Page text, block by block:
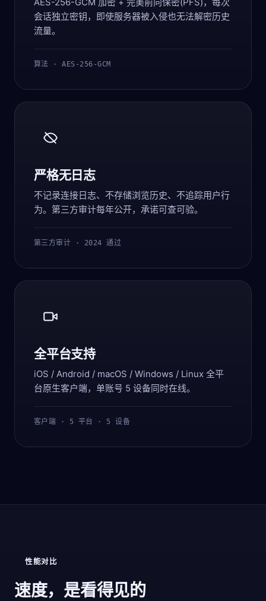
会话独立密钥，即使服务器被入侵也无法解密历史
流量。
算法 · AES-256-GCM
严格无日志
不记录连接日志、不存储浏览历史、不追踪用户行
为。第三方审计每年公开，承诺可查可验。
第三方审计 · 2024 通过
全平台支持
iOS / Android / macOS / Windows / Linux 全平
台原生客户端，单账号 5 设备同时在线。
客户端 · 5 平台 · 5 设备
性能对比
速度，是看得见的